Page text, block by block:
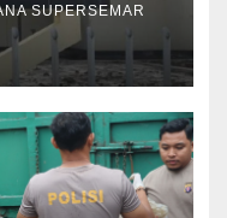
SUPERSEMAR